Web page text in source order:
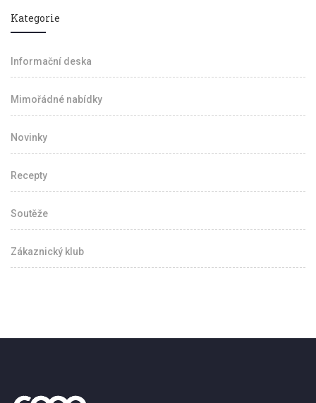
Kategorie
Informační deska
Mimořádné nabídky
Novinky
Recepty
Soutěže
Zákaznický klub